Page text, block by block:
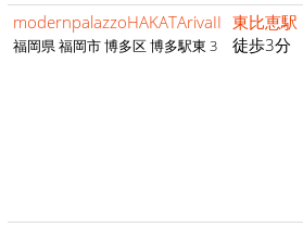
modernpalazzoHAKATArivaII
福岡県 福岡市 博多区 博多駅東 3
東比恵駅
徒歩3分